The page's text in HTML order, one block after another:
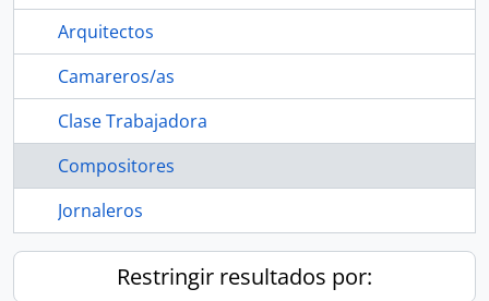
Arquitectos
Camareros/as
Clase Trabajadora
Compositores
Jornaleros
Restringir resultados por: